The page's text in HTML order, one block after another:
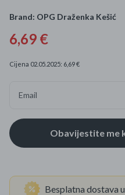
Ograničena cijena
Najpopularniji proizvodi
Roba s greškom
Brand: OPG Draženka Kešić
6,69 €
Cijena 02.05.2025: 6,69 €
Email
Besplatna dostava u